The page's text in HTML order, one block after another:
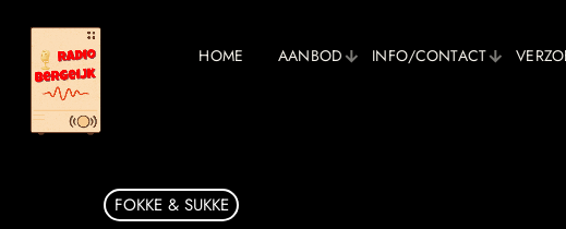
HOME AANBOD INFO/CONTACT
FOKKE & SUKKE